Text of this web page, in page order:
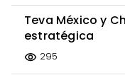
Teva México y
estratégica
visibility 295